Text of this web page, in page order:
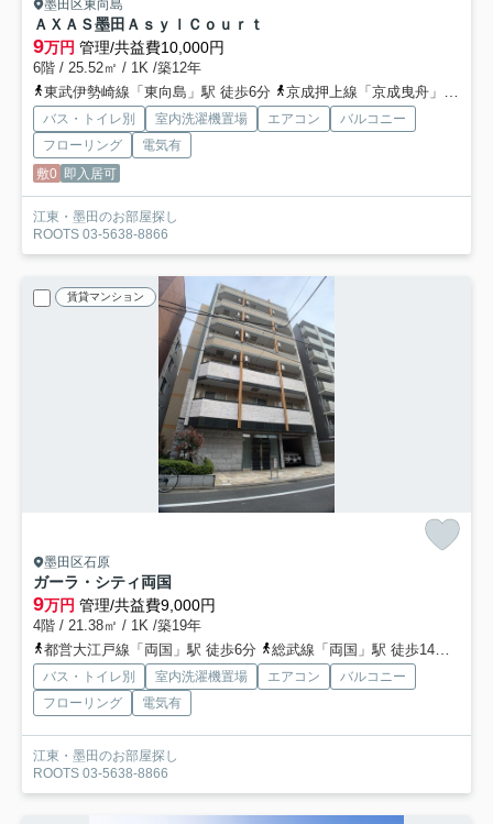
墨田区東向島
ＡＸＡＳ墨田ＡｓｙｌＣｏｕｒｔ
9万円 管理/共益費10,000円
6階 / 25.52㎡ / 1K /築12年
東武伊勢崎線「東向島」駅 徒歩6分
京成押上線「京成曳舟」駅 徒歩12分
バス・トイレ別 室内洗濯機置場 エアコン
バルコニー
フローリング
電気有
敷0 即入居可
江東・墨田のお部屋探し
ROOTS 03-5638-8866
賃貸マンション
墨田区石原
ガーラ・シティ両国
9万円 管理/共益費9,000円
4階 / 21.38㎡ / 1K /築19年
都営大江戸線「両国」駅 徒歩6分
総武線「両国」駅 徒歩14分
バス・トイレ別 室内洗濯機置場 エアコン
バルコニー
フローリング
電気有
江東・墨田のお部屋探し
ROOTS 03-5638-8866